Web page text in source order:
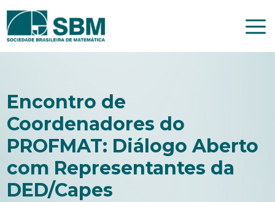
Pular
para
Encontro de
Coordenadores do
PROFMAT: Diálogo Aberto
com Representantes da
DED/Capes